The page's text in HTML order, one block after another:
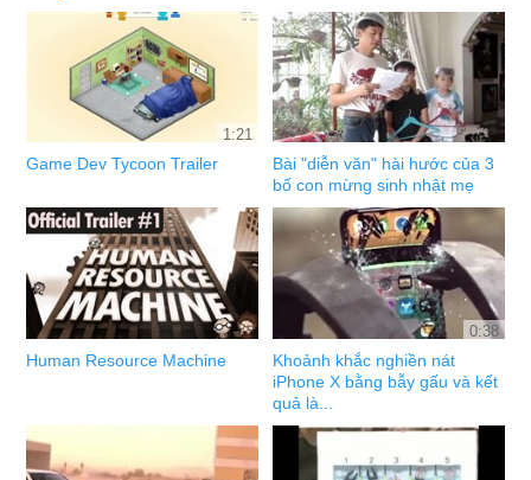
1:21
Game Dev Tycoon Trailer
Bài "diễn văn" hài hước của 3
bố con mừng sinh nhật mẹ
Human Resource Machine
0:38
Khoảnh khắc nghiền nát
iPhone X bằng bẫy gấu và kết
quả là...